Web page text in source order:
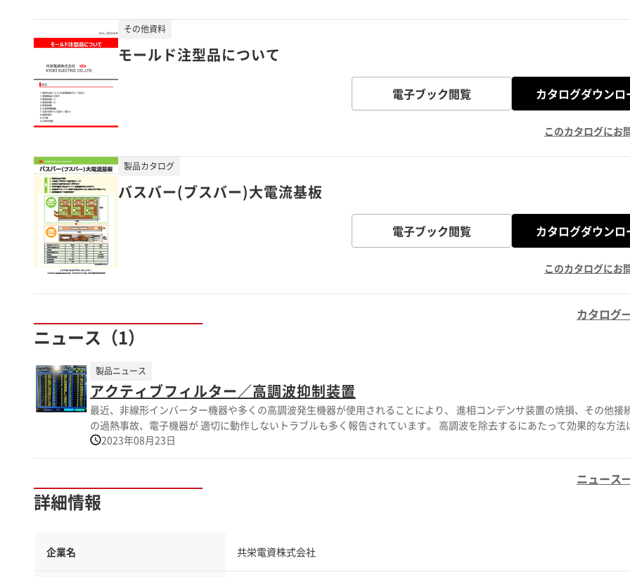
モールド注型品について
その他資料
電子ブック閲覧 カタログダウンロ
このカタログにお
バスバー(ブスバー)大電流基板
製品カタログ
電子ブック閲覧 カタログダウンロ
このカタログにお
カタログ
ニュース（1）
アクティブフィルター／高調波抑制装置
製品ニュース
最近、非線形インバーター機器や多くの高調波発生機器が使用されることにより、 進相コンデンサ装置の焼損、その他接
の過熱事故、電子機器が 適切に動作しないトラブルも多く報告されています。 高調波を除去するにあたって効果的な方法は、
MaxSineアクティブフィルターです。
2023年08月23日
ニュース
詳細情報
企業名 共栄電資株式会社